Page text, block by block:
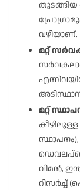
തുടങ്ങിയ
വഴിയാണ്.
മറ്റ്
മറ്റ്
വിമൻ,
റിസർച്ച്